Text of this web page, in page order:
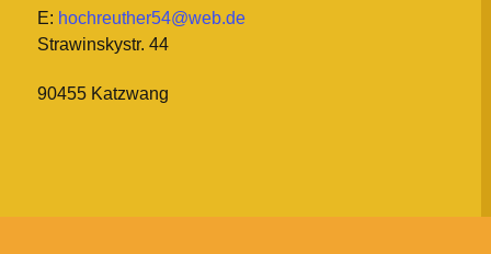
E: hochreuther54@web.de
Strawinskystr. 44
90455 Katzwang